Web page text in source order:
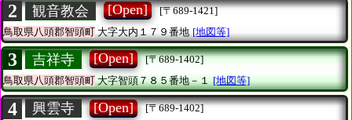
2 観音教会 [Open]
[〒689-1421]
鳥取県八頭郡智頭町大字大内１７９番地 [地図等]
3 吉祥寺 [Open]
[〒689-1402]
鳥取県八頭郡智頭町大字智頭７８５番地－１ [地図等]
4 興雲寺 [Open]
[〒689-1402]